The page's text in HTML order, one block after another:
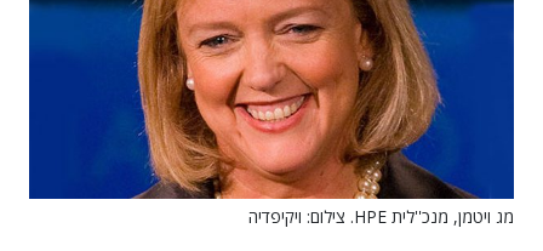
מג ויטמן, מנכ''לית HPE. צילום: ויקיפדיה